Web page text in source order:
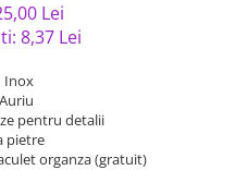
Lei
8,37 Lei
Inox
Auriu
pentru detalii
pietre
organza (gratuit)